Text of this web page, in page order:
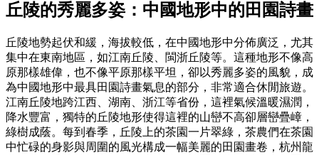
丘陵的秀麗多姿：中國地形中的田園詩畫
丘陵地勢起伏和緩，海拔較低，在中國地形中分佈廣泛，尤其
集中在東南地區，如江南丘陵、閩浙丘陵等。這種地形不像高
原那樣雄偉，也不像平原那樣平坦，卻以秀麗多姿的風貌，成
為中國地形中最具田園詩畫氣息的部分，非常適合休閒旅遊。
江南丘陵地跨江西、湖南、浙江等省份，這裡氣候溫暖濕潤，
降水豐富，獨特的丘陵地形使得這裡的山巒不高卻層巒疊嶂，
綠樹成蔭。每到春季，丘陵上的茶園一片翠綠，茶農們在茶園
中忙碌的身影與周圍的風光構成一幅美麗的田園畫卷，杭州龍